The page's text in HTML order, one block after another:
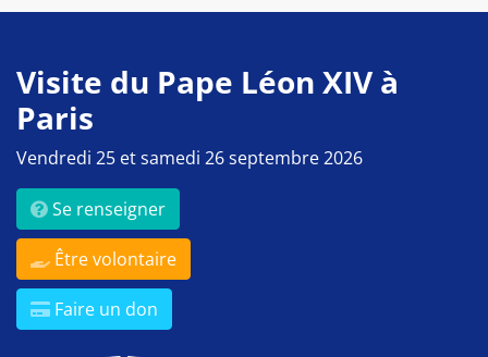
Visite du Pape Léon XIV à
Paris
Vendredi 25 et samedi 26 septembre 2026
Se renseigner
Être volontaire
Faire un don